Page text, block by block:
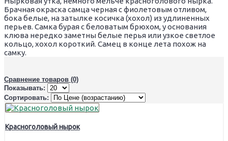
Брачная окраска самца черная с фиолетовым отливом,
бока белые, на затылке косичка (хохол) из удлиненных
перьев. Самка бурая с беловатым брюхом, у основания
клюва нередко заметны белые перья или узкое светлое
кольцо, хохол короткий. Самец в конце лета похож на
самку.
Сравнение товаров (0)
Показывать:
Сортировать:
Красноголовый нырок